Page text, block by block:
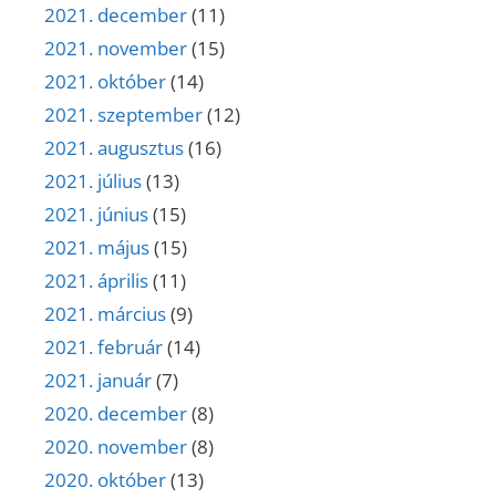
2021. december(11)
2021. november(15)
2021. október(14)
2021. szeptember(12)
2021. augusztus(16)
2021. július(13)
2021. június(15)
2021. május(15)
2021. április(11)
2021. március(9)
2021. február(14)
2021. január(7)
2020. december(8)
2020. november(8)
2020. október(13)